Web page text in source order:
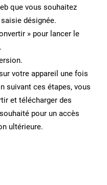
que vous souhaitez
désignée.
» pour lancer le
votre appareil une fois
suivant ces étapes, vous
et télécharger des
pour un accès
ultérieure.